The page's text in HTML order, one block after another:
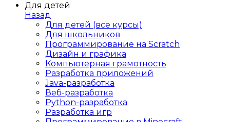
Для детей
Назад
Для детей (все курсы)
Для школьников
Программирование на Scratch
Дизайн и графика
Компьютерная грамотность
Разработка приложений
Java-разработка
Веб-разработка
Python-разработка
Разработка игр